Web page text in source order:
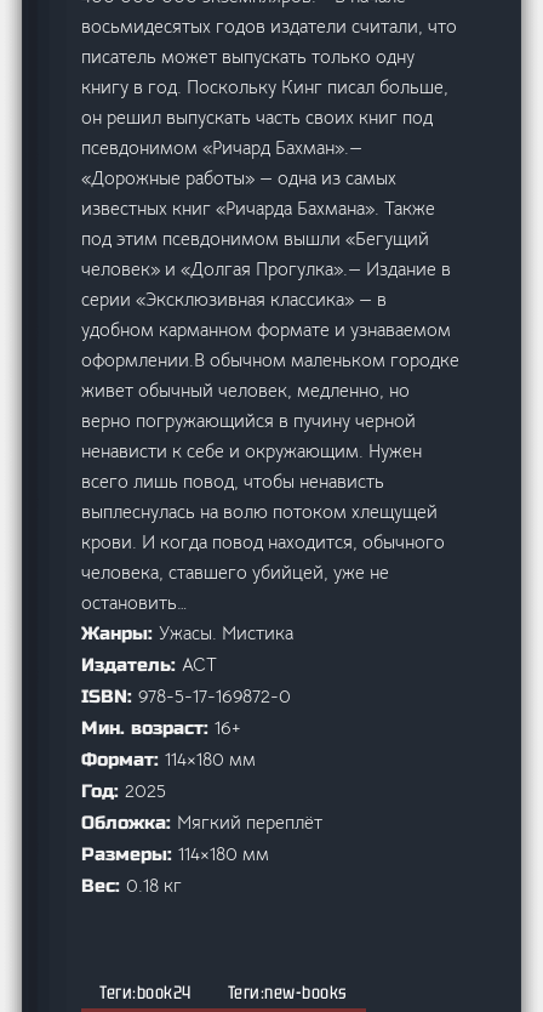
восьмидесятых годов издатели считали, что
писатель может выпускать только одну
книгу в год. Поскольку Кинг писал больше,
он решил выпускать часть своих книг под
псевдонимом «Ричард Бахман».—
«Дорожные работы» — одна из самых
известных книг «Ричарда Бахмана». Также
под этим псевдонимом вышли «Бегущий
человек» и «Долгая Прогулка».— Издание в
серии «Эксклюзивная классика» — в
удобном карманном формате и узнаваемом
оформлении.В обычном маленьком городке
живет обычный человек, медленно, но
верно погружающийся в пучину черной
ненависти к себе и окружающим. Нужен
всего лишь повод, чтобы ненависть
выплеснулась на волю потоком хлещущей
крови. И когда повод находится, обычного
человека, ставшего убийцей, уже не
остановить…
Жанры:Ужасы. Мистика
Издатель:АСТ
ISBN:978-5-17-169872-0
Мин. возраст:16+
Формат:114×180 мм
Год:2025
Обложка: Мягкий переплёт
Размеры:114×180 мм
Вес:0.18 кг
book24 new-books